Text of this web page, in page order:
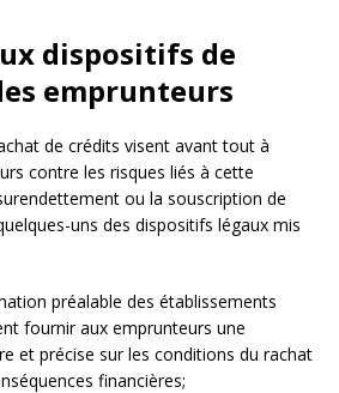
dispositifs de
emprunteurs
de crédits visent avant tout à
contre les risques liés à cette
ou la souscription de
uns des dispositifs légaux mis
préalable des établissements
fournir aux emprunteurs une
et précise sur les conditions du rachat
financières;